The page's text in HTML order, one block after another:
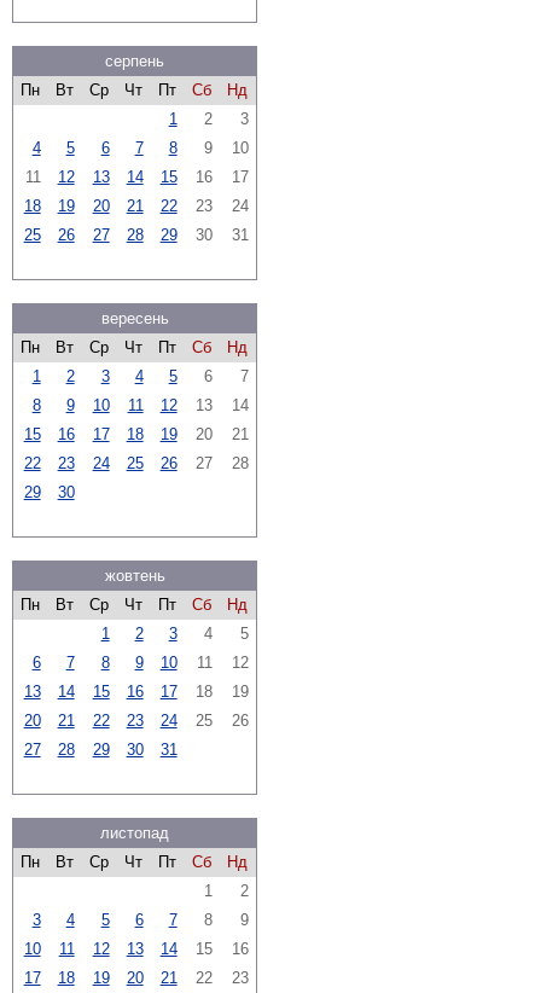
серпень
Пн
Вт Ср Чт Пт Сб
Нд
1
2
3
4
5 6 7 8 9
10
11
12 13 14 15 16
17
18
19 20 21 22 23
24
25
26 27 28 29 30 31
вересень
Пн
Вт Ср Чт Пт Сб
Нд
1
2 3 4 5 6
7
8
9 10 11 12 13
14
15
16 17 18 19 20
21
22
23 24 25 26 27
28
29
30
жовтень
Пн
Вт Ср Чт Пт Сб
Нд
1
2 3 4
5
6
7 8 9 10 11
12
13
14 15 16 17 18
19
20
21 22 23 24 25
26
27
28 29 30 31
листопад
Пн
Вт Ср Чт Пт Сб
Нд
1
2
3
4 5 6 7 8
9
10
11 12 13 14 15
16
17
18 19 20 21 22 23